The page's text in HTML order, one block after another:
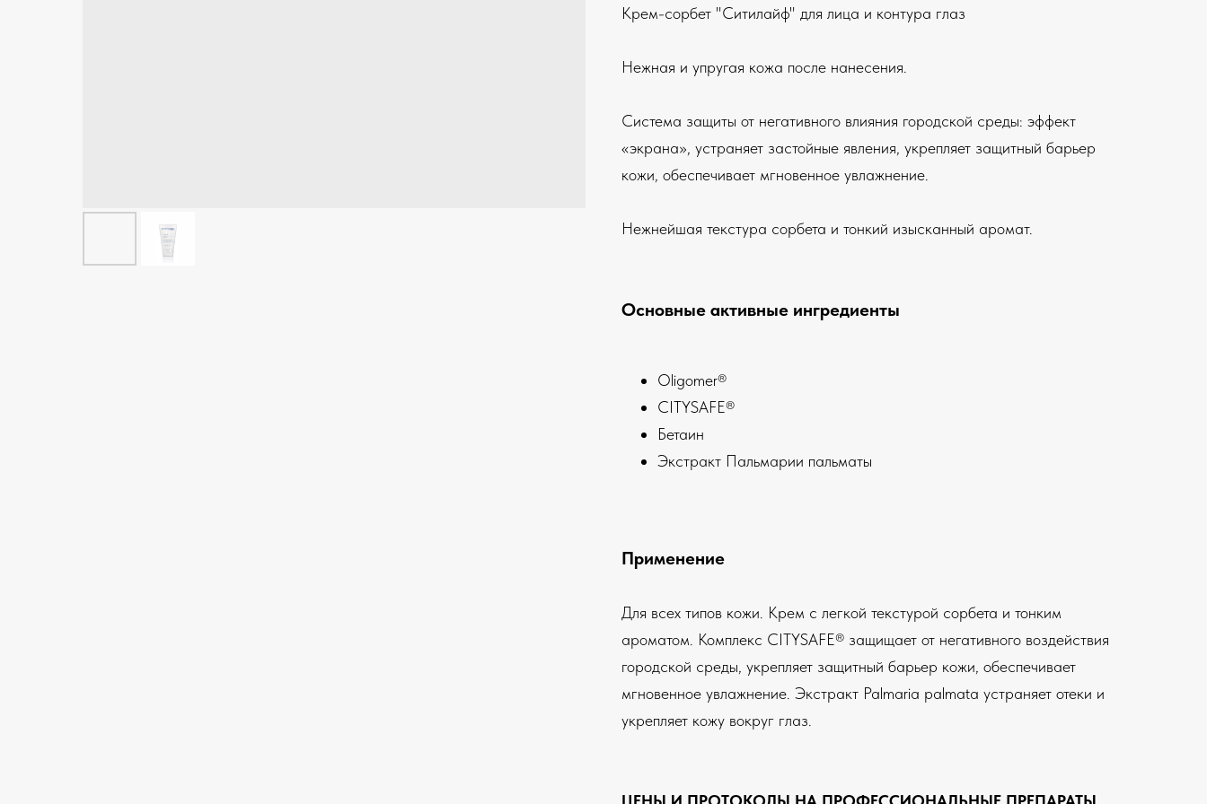
Крем-сорбет "Ситилайф" для лица и контура глаз
Нежная и упругая кожа после нанесения.
Система защиты от негативного влияния городской среды: эффект
«экрана», устраняет застойные явления, укрепляет защитный барьер
кожи, обеспечивает мгновенное увлажнение.
Нежнейшая текстура сорбета и тонкий изысканный аромат.
Основные активные ингредиенты
Oligomer®
CITYSAFE®
Бетаин
Экстракт Пальмарии пальматы
Применение
Для всех типов кожи. Крем с легкой текстурой сорбета и тонким
ароматом. Комплекс CITYSAFE® защищает от негативного воздействия
городской среды, укрепляет защитный барьер кожи, обеспечивает
мгновенное увлажнение. Экстракт Palmaria palmata устраняет отеки и
укрепляет кожу вокруг глаз.